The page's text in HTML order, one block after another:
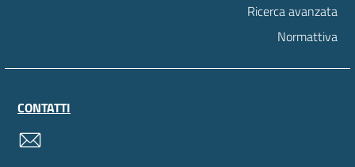
Ricerca avanzata
Normattiva
CONTATTI